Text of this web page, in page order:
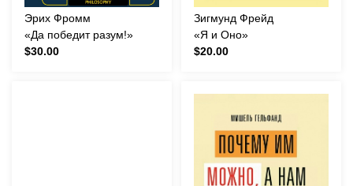
Эрих Фромм
«Да победит разум!»
$30.00
Зигмунд Фрейд
«Я и Оно»
$20.00